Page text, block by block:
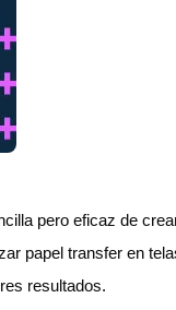
pero eficaz de
papel transfer en
resultados.